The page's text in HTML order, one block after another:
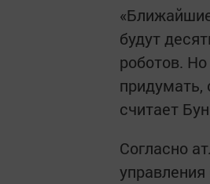
будут
роботов.
придумать,
считает
Согласно